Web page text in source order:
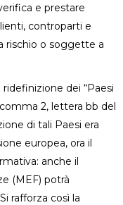
e prestare
controparti e
rischio o soggette a
dei “Paesi
2, lettera bb del
di tali Paesi era
europea, ora il
anche il
(MEF) potrà
rafforza così la